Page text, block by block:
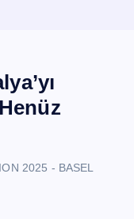
2025 - BASEL